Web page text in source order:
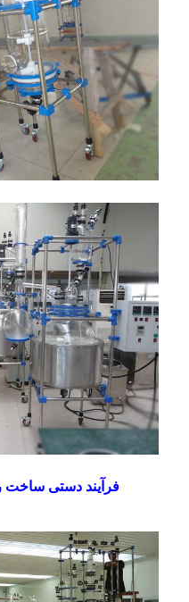
فرآیند دستی ساخت